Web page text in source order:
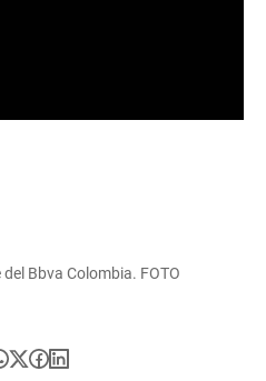
Bbva Colombia. FOTO